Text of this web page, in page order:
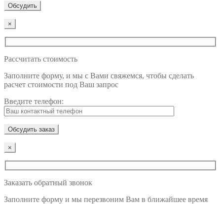
×
Рассчитать стоимость
Заполните форму, и мы с Вами свяжемся, чтобы сделать
расчет стоимости под Ваш запрос
Введите телефон:
×
Заказать обратный звонок
Заполните форму и мы перезвоним Вам в ближайшее время